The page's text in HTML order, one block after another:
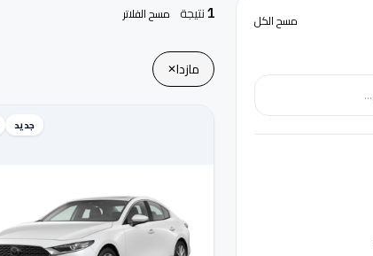
مسح الكل 1 نتيجة مسح الفلاتر
مازدا✕
جديد